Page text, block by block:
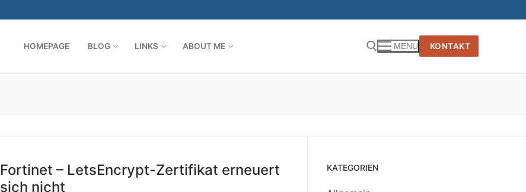
HOMEPAGE BLOG LINKS ABOUT ME MENU KONTAKT
Fortinet – LetsEncrypt-Zertifikat erneuert
sich nicht
KATEGORIEN